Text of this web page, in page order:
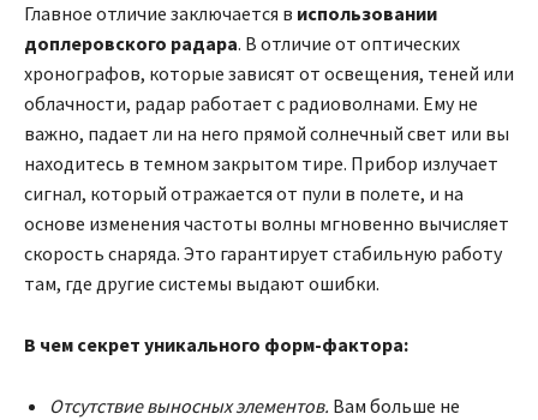
Главное отличие заключается в использовании
доплеровского радара. В отличие от оптических
хронографов, которые зависят от освещения, теней или
облачности, радар работает с радиоволнами. Ему не
важно, падает ли на него прямой солнечный свет или вы
находитесь в темном закрытом тире. Прибор излучает
сигнал, который отражается от пули в полете, и на
основе изменения частоты волны мгновенно вычисляет
скорость снаряда. Это гарантирует стабильную работу
там, где другие системы выдают ошибки.
В чем секрет уникального форм-фактора:
Отсутствие выносных элементов. Вам больше не